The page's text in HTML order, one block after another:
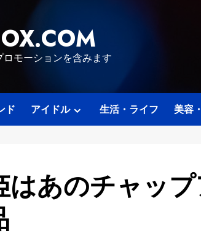
ロモーションを含みます
ド アイドル 生活・ライフ 美容
はあのチャッ